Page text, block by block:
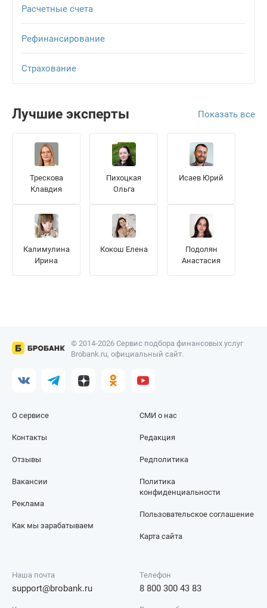
Расчетные счета
Рефинансирование
Страхование
Лучшие эксперты Показать все
Трескова
Клавдия
Пихоцкая
Ольга
Исаев Юрий
Калимулина
Ирина
Кокош Елена
Подолян
Анастасия
© 2014-2026 Сервис подбора финансовых услуг
Brobank.ru, официальный сайт.
О сервисе
Контакты
Отзывы
СМИ о нас
Редакция
Редполитика
Вакансии
Реклама
Как мы зарабатываем
Политика
конфиденциальности
Пользовательское соглашение
Карта сайта
Наша почта
support@brobank.ru
Телефон
8 800 300 43 83